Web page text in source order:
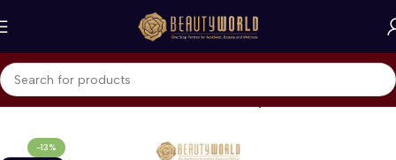
Beranda Home Care & Accessories Beauty Accessories
-13%